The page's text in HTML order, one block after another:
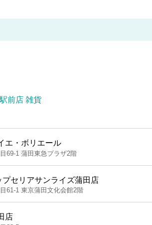
前店 雑貨
エ・ボリエール
69-1 蒲田東急プラザ2階
プセリアサンライズ蒲田店
61-1 東京蒲田文化会館2階
店